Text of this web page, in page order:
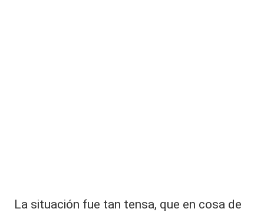
La situación fue tan tensa, que en cosa de